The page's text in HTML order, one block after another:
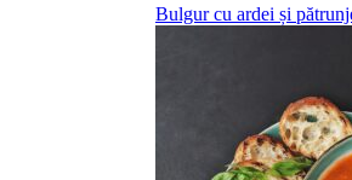
Bulgur cu ardei și